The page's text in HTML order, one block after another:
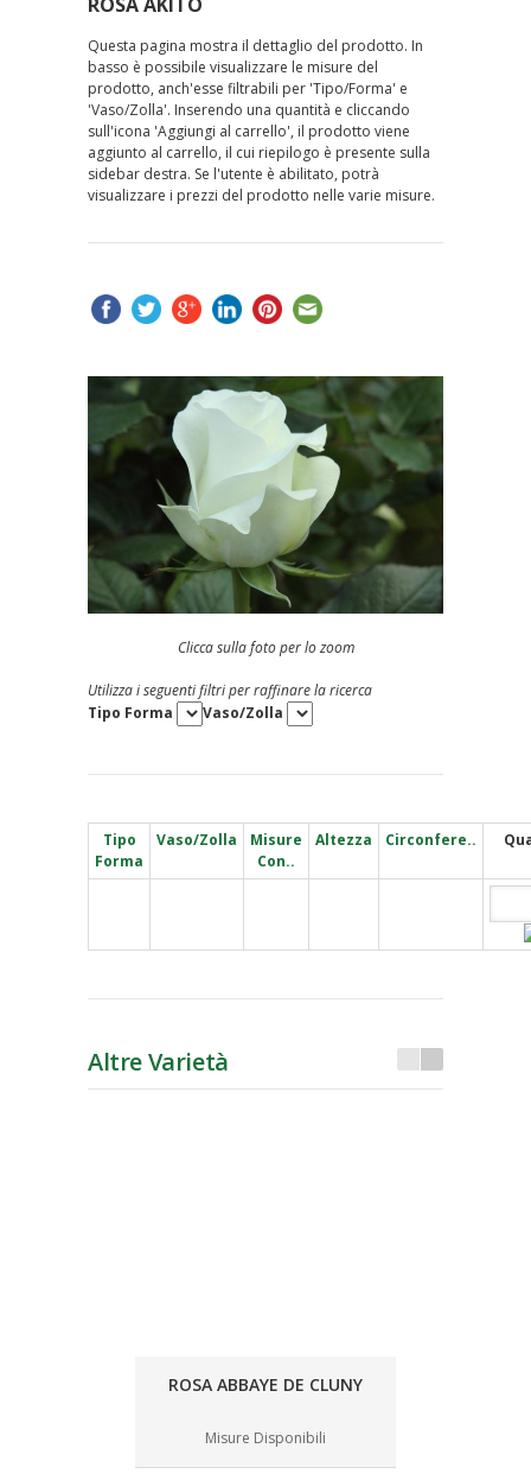
Questa pagina mostra il dettaglio del prodotto. In
basso è possibile visualizzare le misure del
prodotto, anch'esse filtrabili per 'Tipo/Forma' e
'Vaso/Zolla'. Inserendo una quantità e cliccando
sull'icona 'Aggiungi al carrello', il prodotto viene
aggiunto al carrello, il cui riepilogo è presente sulla
sidebar destra. Se l'utente è abilitato, potrà
visualizzare i prezzi del prodotto nelle varie misure.
Clicca sulla foto per lo zoom
Utilizza i seguenti filtri per raffinare la ricerca
Tipo Forma
Vaso/Zolla
Tipo
Forma
Vaso/Zolla
Misure
Con..
Altezza Circonfere..
Altre Varietà
ROSA ABBAYE DE CLUNY
Misure Disponibili